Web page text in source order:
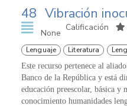
48 Vibración
None
Calificación
Lenguaje Literatura
Este recurso pertenece al
Banco de la República y está
educación preescolar, básica y
conocimiento humanidades